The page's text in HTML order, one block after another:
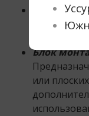
Блок
подходят
Блок
или